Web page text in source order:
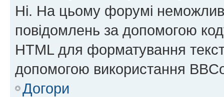
Ні. На цьому форумі
повідомлень за допомогою
HTML для форматування
допомогою використання
Догори